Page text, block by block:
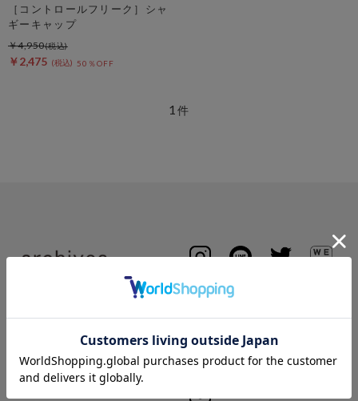
［コントロールフリーク］シャ
ギーキャップ
￥2,475 50％OFF
￥4,950
1 件